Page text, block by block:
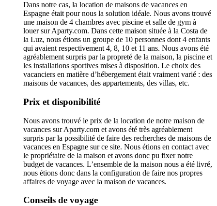
Dans notre cas, la location de maisons de vacances en
Espagne était pour nous la solution idéale. Nous avons trouvé
une maison de 4 chambres avec piscine et salle de gym à
louer sur Aparty.com. Dans cette maison située à la Costa de
la Luz, nous étions un groupe de 10 personnes dont 4 enfants
qui avaient respectivement 4, 8, 10 et 11 ans. Nous avons été
agréablement surpris par la propreté de la maison, la piscine et
les installations sportives mises à disposition. Le choix des
vacanciers en matière d’hébergement était vraiment varié : des
maisons de vacances, des appartements, des villas, etc.
Prix et disponibilité
Nous avons trouvé le prix de la location de notre maison de
vacances sur Aparty.com et avons été très agréablement
surpris par la possibilité de faire des recherches de maisons de
vacances en Espagne sur ce site. Nous étions en contact avec
le propriétaire de la maison et avons donc pu fixer notre
budget de vacances. L’ensemble de la maison nous a été livré,
nous étions donc dans la configuration de faire nos propres
affaires de voyage avec la maison de vacances.
Conseils de voyage